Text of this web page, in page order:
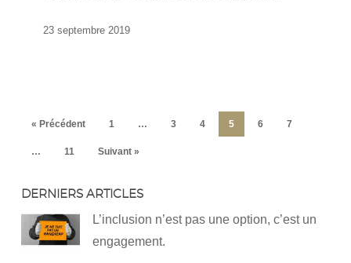
23 septembre 2019
« Précédent 1 … 3 4 5 6 7
… 11 Suivant »
DERNIERS ARTICLES
L’inclusion n’est pas une option, c’est un
engagement.